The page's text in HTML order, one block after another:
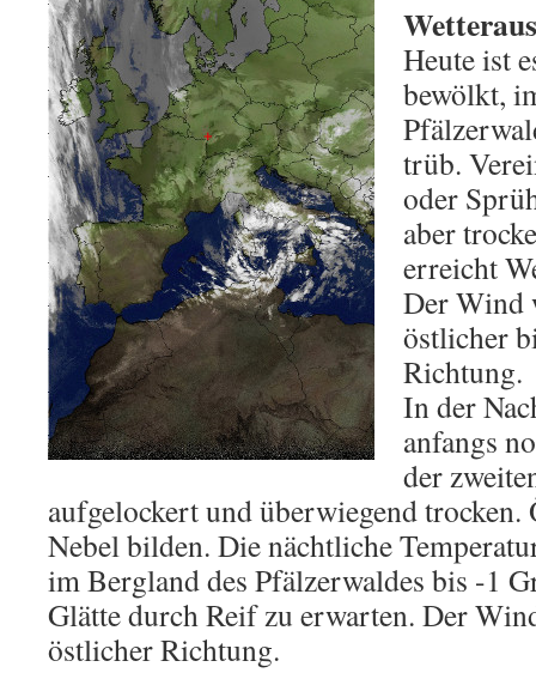
Heute ist
bewölkt,
trüb.
oder
aber
erreicht
Der Wind
östlicher
Richtung.
In der
anfangs
der
aufgelockert und überwiegend
Nebel bilden. Die nächtliche
im Bergland des Pfälzerwaldes bis -1
Glätte durch Reif zu erwarten. Der
östlicher Richtung.